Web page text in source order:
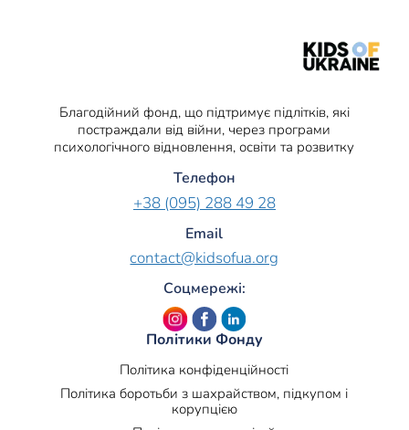
Благодійний фонд, що підтримує підлітків, які
постраждали від війни, через програми
психологічного відновлення, освіти та розвитку
Телефон
+38 (095) 288 49 28
Email
contact@kidsofua.org
Соцмережі:
Політики Фонду
Політика конфіденційності
Політика боротьби з шахрайством, підкупом і
корупцією